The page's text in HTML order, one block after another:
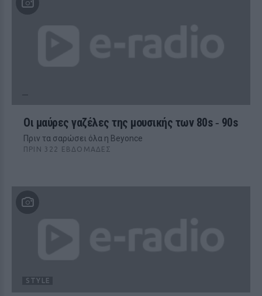
Οι μαύρες γαζέλες της μουσικής των 80s ‑ 90s
Πριν τα σαρώσει όλα η Beyonce
ΠΡΙΝ 322 ΕΒΔΟΜΆΔΕΣ
STYLE